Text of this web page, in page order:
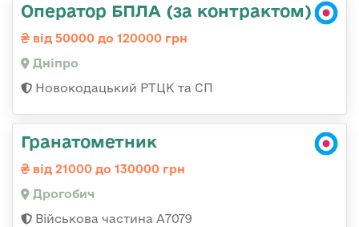
Оператор БПЛА (за контрактом)
від 50000 до 120000 грн
Дніпро
Новокодацький РТЦК та СП
Гранатометник
від 21000 до 130000 грн
Дрогобич
Військова частина А7079